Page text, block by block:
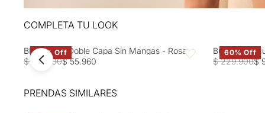
COMPLETA TU LOOK
60% Off Favoritos
Blusa Rosa Doble Capa Sin Mangas - Rosa
$ 139.900$ 55.960
60% Off
Buzo tejido
$ 229.900$
PRENDAS SIMILARES